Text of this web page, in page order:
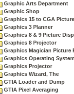
Graphic Arts Department
Graphic Shop
Graphics 15 to CGA
Graphics 3 Planner
Graphics 8 & 9 Picture
Graphics 8 Projector
Graphics Magician Picture
Graphics Operating
Graphics Projector
Graphics Wizard, The
GTIA Loader and Dump
GTIA Pixel Averaging